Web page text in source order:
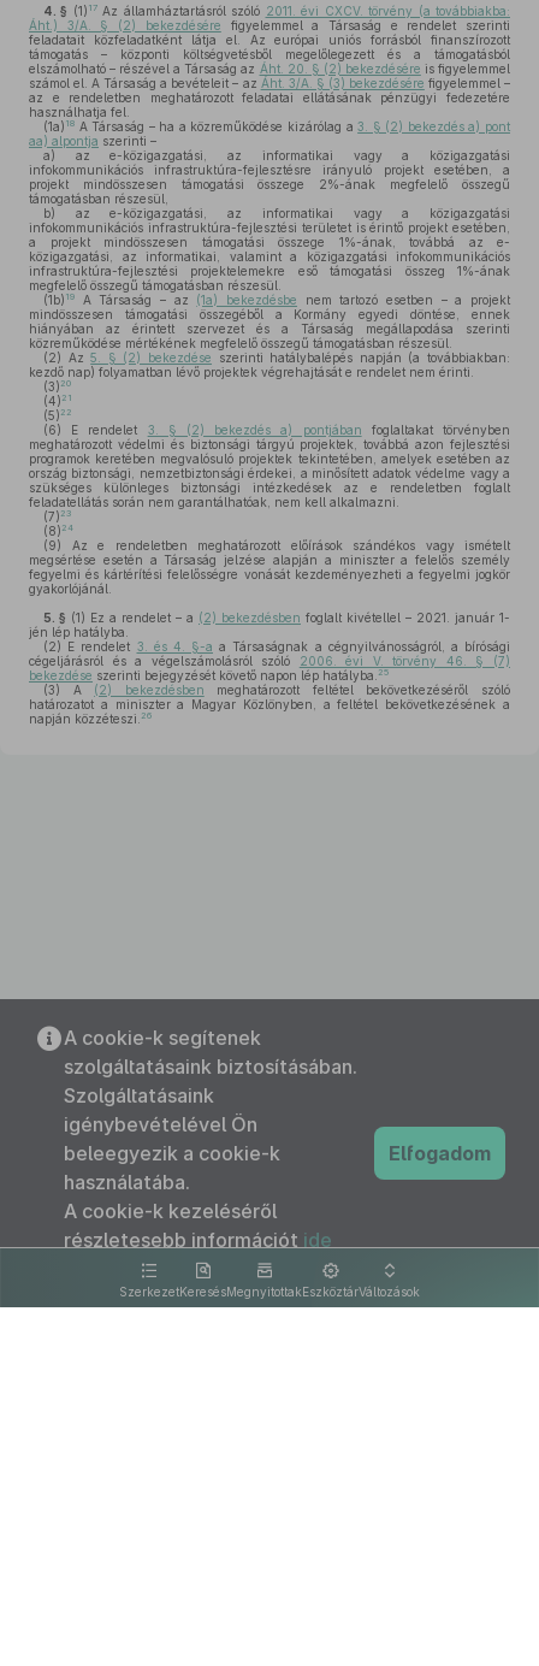
4. § (1) 17Az államháztartásról szóló 2011. évi CXCV. törvény (a továbbiakba:
Áht.) 3/A. § (2) bekezdésére figyelemmel a Társaság e rendelet szerinti
feladatait közfeladatként látja el. Az európai uniós forrásból finanszírozott
támogatás – központi költségvetésből megelőlegezett és a támogatásból
elszámolható – részével a Társaság az Áht. 20. § (2) bekezdésére is figyelemmel
számol el. A Társaság a bevételeit – az Áht. 3/A. § (3) bekezdésére figyelemmel –
az e rendeletben meghatározott feladatai ellátásának pénzügyi fedezetére
használhatja fel.
(1a) 18 A Társaság – ha a közreműködése kizárólag a3. § (2) bekezdés a) pont
aa) alpontja szerinti –
a) az e-közigazgatási, az informatikai vagy a közigazgatási
infokommunikációs infrastruktúra-fejlesztésre irányuló projekt esetében, a
projekt mindösszesen támogatási összege 2%-ának megfelelő összegű
támogatásban részesül,
b) az e-közigazgatási, az informatikai vagy a közigazgatási
infokommunikációs infrastruktúra-fejlesztési területet is érintő projekt esetében,
a projekt mindösszesen támogatási összege 1%-ának, továbbá az e-
közigazgatási, az informatikai, valamint a közigazgatási infokommunikációs
infrastruktúra-fejlesztési projektelemekre eső támogatási összeg 1%-ának
megfelelő összegű támogatásban részesül.
(1b) 19 A Társaság – az (1a) bekezdésbe nem tartozó esetben – a projekt
mindösszesen támogatási összegéből a Kormány egyedi döntése, ennek
hiányában az érintett szervezet és a Társaság megállapodása szerinti
közreműködése mértékének megfelelő összegű támogatásban részesül.
(2) Az5. § (2) bekezdése szerinti hatálybalépés napján (a továbbiakban:
kezdő nap) folyamatban lévő projektek végrehajtását e rendelet nem érinti.
(3) 20
(4) 21
(5) 22
(6) E rendelet 3. § (2) bekezdés a) pontjában foglaltakat törvényben
meghatározott védelmi és biztonsági tárgyú projektek, továbbá azon fejlesztési
programok keretében megvalósuló projektek tekintetében, amelyek esetében az
ország biztonsági, nemzetbiztonsági érdekei, a minősített adatok védelme vagy a
szükséges különleges biztonsági intézkedések az e rendeletben foglalt
feladatellátás során nem garantálhatóak, nem kell alkalmazni.
(7) 23
(8) 24
(9) Az e rendeletben meghatározott előírások szándékos vagy ismételt
megsértése esetén a Társaság jelzése alapján a miniszter a felelős személy
fegyelmi és kártérítési felelősségre vonását kezdeményezheti a fegyelmi jogkör
gyakorlójánál.
5. § (1) Ez a rendelet – a (2) bekezdésben foglalt kivétellel – 2021. január 1-
jén lép hatályba.
(2) E rendelet 3. és 4. §-a a Társaságnak a cégnyilvánosságról, a bírósági
cégeljárásról és a végelszámolásról szóló
2006. évi V. törvény 46. § (7)
bekezdése szerinti bejegyzését követő napon lép hatályba. 25
(3) A (2) bekezdésben meghatározott feltétel bekövetkezéséről szóló
határozatot a miniszter a Magyar Közlönyben, a feltétel bekövetkezésének a
napján közzéteszi. 26
SzerkezetKeresésMegnyitottakEszköztárVáltozások
A cookie-k segítenek
szolgáltatásaink biztosításában.
Szolgáltatásaink
igénybevételével Ön
beleegyezik a cookie-k
használatába.
A cookie-k kezeléséről
részletesebb információt ide
kattintva olvashat.
Elfogadom